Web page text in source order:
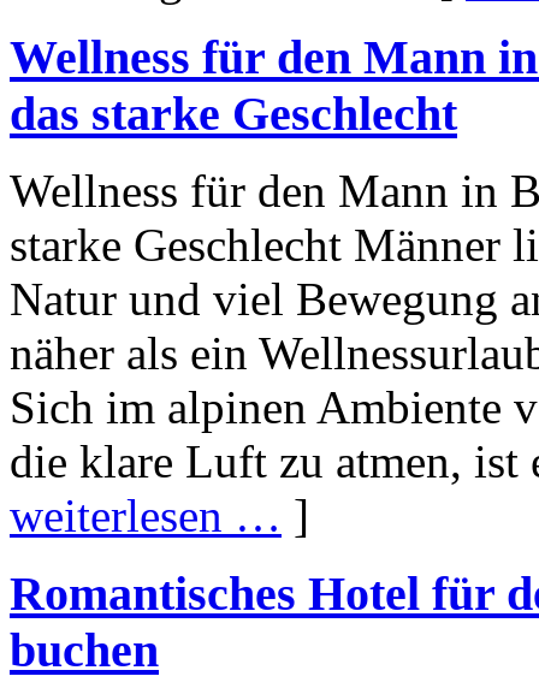
Wellness für den Mann
das starke Geschlecht
Wellness für den Mann in
starke Geschlecht Männer
Natur und viel Bewegung
näher als ein
Sich im alpinen Ambiente
die klare Luft zu atmen,
weiterlesen … ]
Romantisches Hotel für
buchen